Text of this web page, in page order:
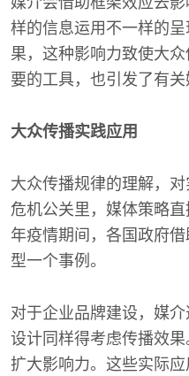
样的信息运用不一样的
果，这种影响力致使大
要的工具，也引发了有关
大众传播实践应用
大众传播规律的理解，
危机公关里，媒体策略
年疫情期间，各国政府
型一个事例。
对于企业品牌建设，媒
设计同样得考虑传播效
扩大影响力。这些实际